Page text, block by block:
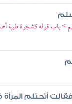
باب قوله كشجرة طيبة
أتحتلم المرأة